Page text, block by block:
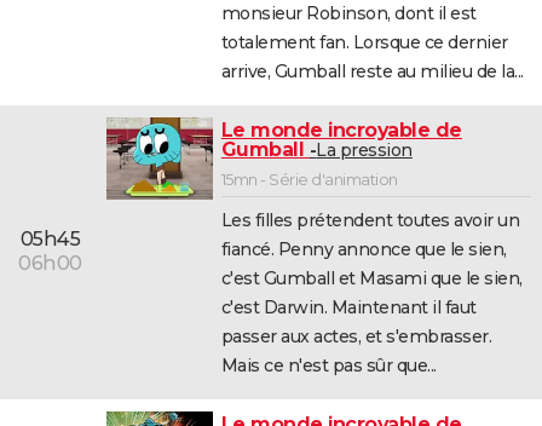
monsieur Robinson, dont il est
totalement fan. Lorsque ce dernier
arrive, Gumball reste au milieu de la...
05h45
06h00
Le monde incroyable de
Gumball
La pression
15mn - Série d'animation
Les filles prétendent toutes avoir un
fiancé. Penny annonce que le sien,
c'est Gumball et Masami que le sien,
c'est Darwin. Maintenant il faut
passer aux actes, et s'embrasser.
Mais ce n'est pas sûr que...